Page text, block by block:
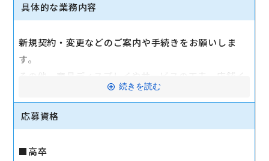
具体的な業務内容
新規契約・変更などのご案内や手続きをお願いしま
す。
その他、商品ディスプレイやサービスの工夫、店舗イ
ベントなど、店舗ごとのお店作りもお任せしていきま
す。
慣れるまではパンフレットや説明POPを見ながらの接
続きを読む
応募資格
■高卒